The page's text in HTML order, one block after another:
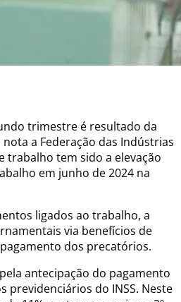
trimestre é resultado da
a Federação das Indústrias
trabalho tem sido a elevação
em junho de 2024 na
ligados ao trabalho, a
via benefícios de
dos precatórios.
antecipação do pagamento
previdenciários do INSS. Neste